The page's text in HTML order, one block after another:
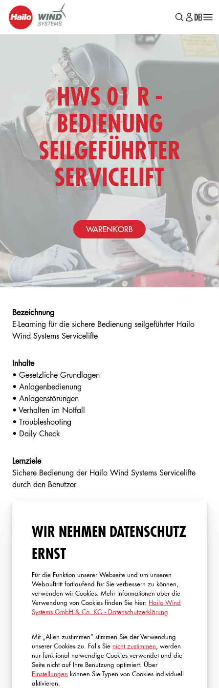
DEENBR
HWS 01 R -
BEDIENUNG
SEILGEFÜHRTER
SERVICELIFT
WARENKORB
Bezeichnung
E-Learning für die sichere Bedienung seilgeführter Hailo
Wind Systems Servicelifte
Inhalte
• Gesetzliche Grundlagen
• Anlagenbedienung
• Anlagenstörungen
• Verhalten im Notfall
• Troubleshooting
• Daily Check
Lernziele
Sichere Bedienung der Hailo Wind Systems Servicelifte
durch den Benutzer
Personengruppen, die mit Hailo Wind Systems
Serviceliften arbeiten
Anforderungen an
die Teilnehmer
• Computer, Laptop oder
Smartphone mit
Internetanschluss
Dauer ca. 2-3 Stunden
Zertifikatsgültigkeit 2 Jahre
ZURÜCK ZUR ÜBERSICHT
WIR NEHMEN DATENSCHUTZ
ERNST
Für die Funktion unserer Webseite und um unseren
Webauftritt fortlaufend für Sie verbessern zu können,
verwenden wir Cookies. Mehr Informationen über die
Verwendung von Cookies finden Sie hier: Hailo Wind
Systems GmbH & Co. KG - Datenschutzerklärung
Mit „Allen zustimmen“ stimmen Sie der Verwendung
unserer Cookies zu. Falls Sie nicht zustimmen , werden
nur funktional notwendige Cookies verwendet und die
Seite nicht auf Ihre Benutzung optimiert. Über
Einstellungen können Sie Typen von Cookies individuell
aktivieren.